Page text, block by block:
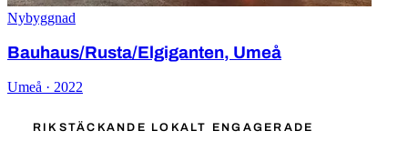
Nybyggnad
Bauhaus/Rusta/Elgiganten, Umeå
Umeå · 2022
RIKSTÄCKANDE LOKALT ENGAGERADE